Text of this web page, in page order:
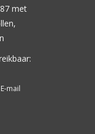
met
mail